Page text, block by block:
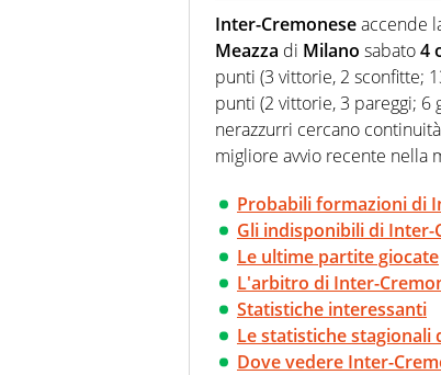
sport. Calcio,
Virgilio Sport i tifosi e
completa e zero
esperti di sport abili
rilanciano verso la
100% originali ed
Inter-Cremoneseaccende
Meazza di Milano sabato4
punti (3 vittorie, 2 sconfitte;
punti (2 vittorie, 3 pareggi; 6
nerazzurri cercano
migliore avvio recente nella
Probabili formazioni di
Gli indisponibili di Inter-
Le ultime partite giocate
L'arbitro di Inter-
Statistiche interessanti
Le statistiche stagionali
Dove vedere Inter-